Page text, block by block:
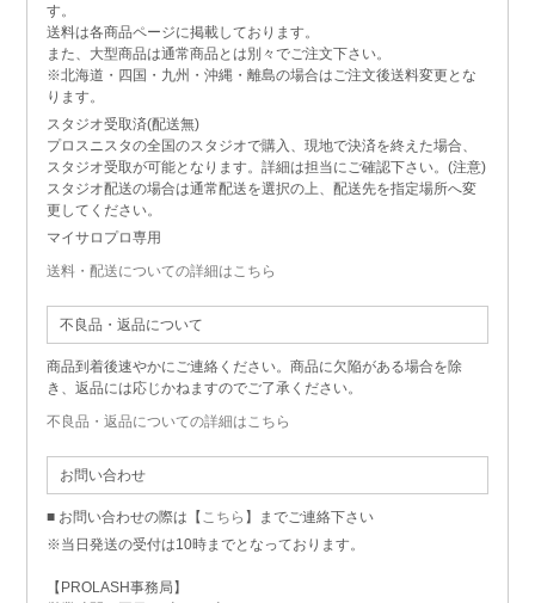
す。
送料は各商品ページに掲載しております。
また、大型商品は通常商品とは別々でご注文下さい。
※北海道・四国・九州・沖縄・離島の場合はご注文後送料変更とな
ります。
スタジオ受取済(配送無)
プロスニスタの全国のスタジオで購入、現地で決済を終えた場合、
スタジオ受取が可能となります。詳細は担当にご確認下さい。(注意)
スタジオ配送の場合は通常配送を選択の上、配送先を指定場所へ変
更してください。
マイサロプロ専用
送料・配送についての詳細はこちら
不良品・返品について
商品到着後速やかにご連絡ください。商品に欠陥がある場合を除
き、返品には応じかねますのでご了承ください。
不良品・返品についての詳細はこちら
お問い合わせ
■ お問い合わせの際は【こちら 】までご連絡下さい
※当日発送の受付は10時までとなっております。
【PROLASH事務局】